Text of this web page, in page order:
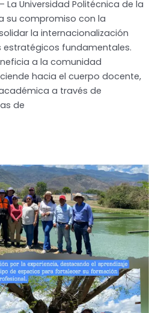
La Universidad Politécnica de la
su compromiso con la
la internacionalización
estratégicos fundamentales.
a la comunidad
hacia el cuerpo docente,
a través de
de